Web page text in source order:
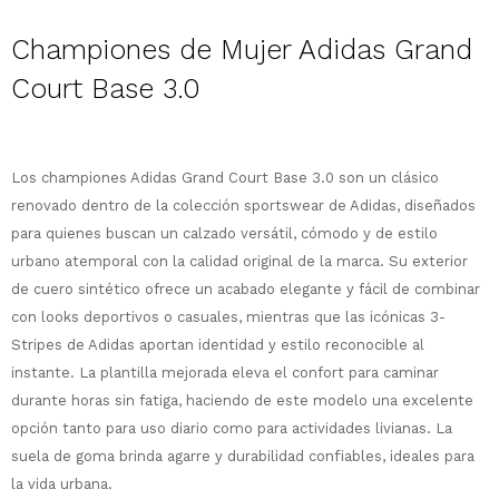
Championes de Mujer Adidas Grand
Court Base 3.0
Los championes Adidas Grand Court Base 3.0 son un clásico
renovado dentro de la colección sportswear de Adidas, diseñados
para quienes buscan un calzado versátil, cómodo y de estilo
urbano atemporal con la calidad original de la marca. Su exterior
de cuero sintético ofrece un acabado elegante y fácil de combinar
con looks deportivos o casuales, mientras que las icónicas 3-
Stripes de Adidas aportan identidad y estilo reconocible al
instante. La plantilla mejorada eleva el confort para caminar
durante horas sin fatiga, haciendo de este modelo una excelente
opción tanto para uso diario como para actividades livianas. La
suela de goma brinda agarre y durabilidad confiables, ideales para
la vida urbana.
Comprá ahora y Pagá
Después, hasta en 12
cuotas y sin tocar tu
tarjeta de crédito
¡Sumate a la forma más ágil de
comprar!
Comprá en 3 cuotas sin recargo o hasta
en 12 cuotas * ¡Solo con tu cédula!
* sujeto aprobación crediticia.
Verifica si estás calificado para comprar
con Pago Después:
Cédula de identidad
Celular
Fecha de nacimiento
Estás calificado para comprar usando Pago
Después.
¡Tenés hasta
para comprar en las cuotas
que prefieras!
Elegí tus productos preferidos
Elegís Pago Después como metodo de pago
Ups!
Parece que no tenes oferta, lamentamos
el inconveniente, por cualquier duda
contactanos en
preguntas@pagodespues.com.uy
¡Algo salió mal!
Por favor intenta nuevamente mas tarde.